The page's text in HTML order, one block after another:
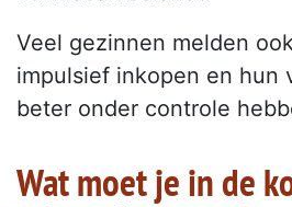
Veel gezinnen melden
impulsief inkopen en hun
beter onder controle
Wat moet je in de